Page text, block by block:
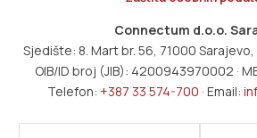
Connectum d.o.o.
Sjedište: 8. Mart br. 56, 71000
OIB/ID broj (JIB): 4200943970002 ·
Telefon: +387 33 574-700 · Email: